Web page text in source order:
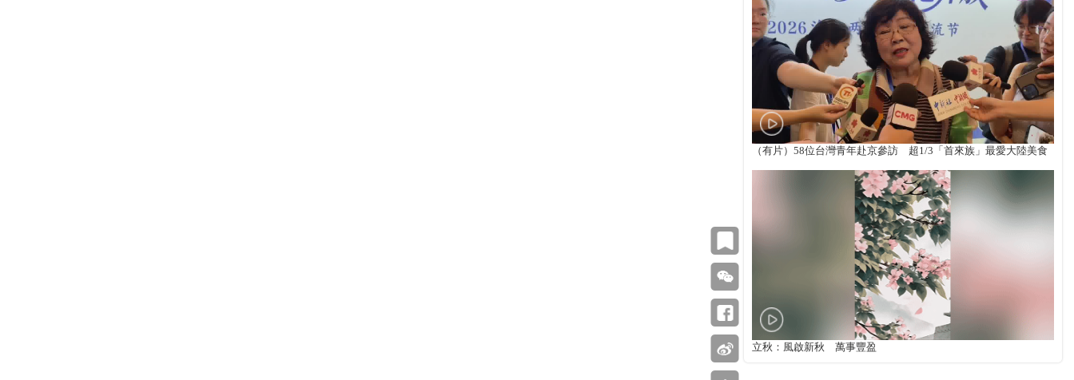
（有片）58位台灣青年赴京參訪 超1/3「首來族」最愛大陸美食
立秋：風啟新秋 萬事豐盈